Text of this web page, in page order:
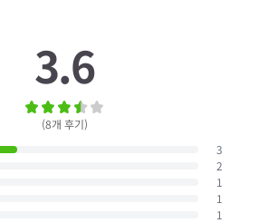
3.6
(8개 후기)
3
2
1
1
1